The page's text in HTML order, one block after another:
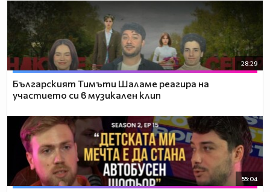
28:29
Българският Тимъти Шаламе реагира на
участието си в музикален клип
55:04